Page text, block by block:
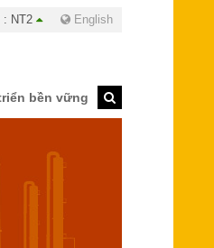
: NT2 English
bền vững